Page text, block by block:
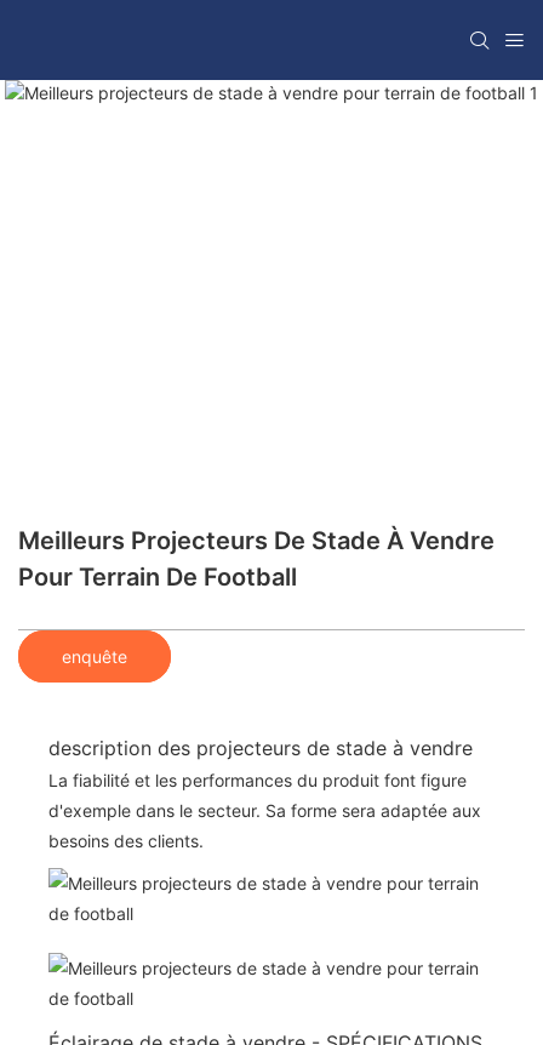
Meilleurs Projecteurs De Stade À Vendre
Pour Terrain De Football
enquête
description des projecteurs de stade à vendre
La fiabilité et les performances du produit font figure
d'exemple dans le secteur. Sa forme sera adaptée aux
besoins des clients.